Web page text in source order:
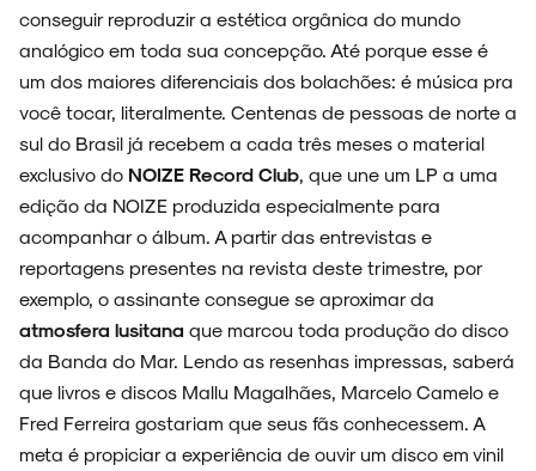
conseguir reproduzir a estética orgânica do mundo
analógico em toda sua concepção. Até porque esse é
um dos maiores diferenciais dos bolachões: é música pra
você tocar, literalmente. Centenas de pessoas de norte a
sul do Brasil já recebem a cada três meses o material
exclusivo do NOIZE Record Club , que une um LP a uma
edição da NOIZE produzida especialmente para
acompanhar o álbum. A partir das entrevistas e
reportagens presentes na revista deste trimestre, por
exemplo, o assinante consegue se aproximar da
atmosfera lusitana que marcou toda produção do disco
da Banda do Mar. Lendo as resenhas impressas, saberá
que livros e discos Mallu Magalhães, Marcelo Camelo e
Fred Ferreira gostariam que seus fãs conhecessem. A
meta é propiciar a experiência de ouvir um disco em vinil